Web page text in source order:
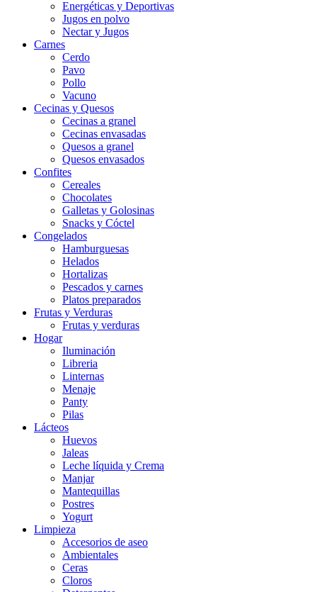
Energéticas y Deportivas
Jugos en polvo
Nectar y Jugos
Carnes
Cerdo
Pavo
Pollo
Vacuno
Cecinas y Quesos
Cecinas a granel
Cecinas envasadas
Quesos a granel
Quesos envasados
Confites
Cereales
Chocolates
Galletas y Golosinas
Snacks y Cóctel
Congelados
Hamburguesas
Helados
Hortalizas
Pescados y carnes
Platos preparados
Frutas y Verduras
Frutas y verduras
Hogar
Iluminación
Libreria
Linternas
Menaje
Panty
Pilas
Lácteos
Huevos
Jaleas
Leche líquida y Crema
Manjar
Mantequillas
Postres
Yogurt
Limpieza
Accesorios de aseo
Ambientales
Ceras
Cloros